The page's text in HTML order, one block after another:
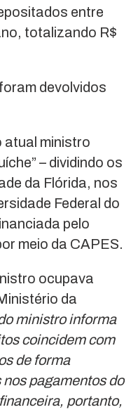
entre
totalizando R$
devolvidos
atual ministro
– dividindo os
da Flórida, nos
Federal do
pelo
meio da CAPES.
ocupava
da
ministro informa
coincidem com
de forma
pagamentos do
portanto,